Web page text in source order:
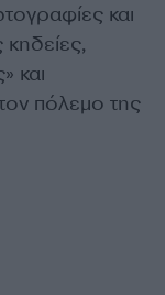
και
κηδείες,
και
πόλεμο της